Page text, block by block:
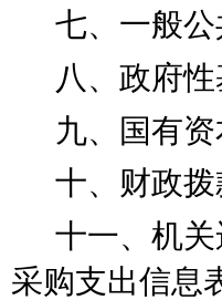
七、一般
八、政府
九、国有
十、财政拨
十一、机
采购支出信息